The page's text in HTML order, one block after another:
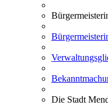
Die Stadt